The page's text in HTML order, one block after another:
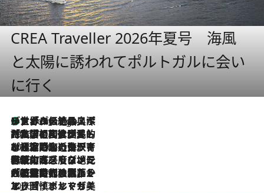
CREA Traveller 2026年夏号 海風
と太陽に誘われてポルトガルに会い
に行く
7 Hours Ago
リスボンの絶品スイーツ「パステル・デ・ナタ」とは？ポルトガル伝統の奥深い世界へ
2026.7.27
「私の祖国はポルトガル語です」国民的詩人フェルナンド・ペソアと、彼が愛した文学の街を歩く
2026.7.26
ポルトガル近海が育む極上の海の幸。キリリと冷えた白ワインと愉しむ、シーフード専門店の贅沢
2026.7.22
伝統の味をモダンに昇華。高感度な地元客が集う、リスボンの最旬ガストロノミー
2026.7.21
大航海時代の栄華から、震災、独裁、そして革命へ。ポルトガル・首都リスボンの石畳に刻まれた「歴史の光と影」
2026.7.13
エッセイ・ヤマザキマリ「慎ましくも美しき国 ポルトガル」